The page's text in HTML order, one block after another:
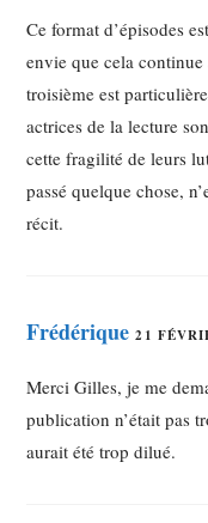
Ce format d’épisodes
envie que cela continue
troisième est
actrices de la lecture
cette fragilité de leurs
passé quelque chose,
récit.
Frédérique 21
Merci Gilles, je me
publication n’était pas
aurait été trop dilué.